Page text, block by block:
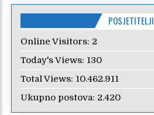
POSJETITELJI
Online Visitors: 2
Today's Views: 130
Total Views: 10.462.911
Ukupno postova: 2.420